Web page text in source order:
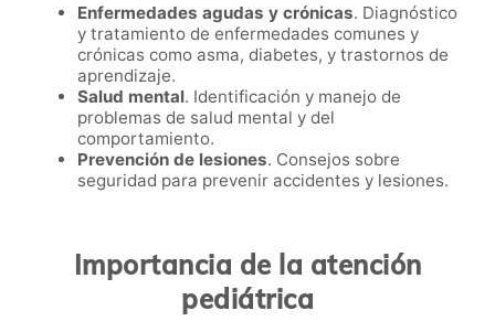
Enfermedades agudas y crónicas. Diagnóstico
y tratamiento de enfermedades comunes y
crónicas como asma, diabetes, y trastornos de
aprendizaje.
Salud mental. Identificación y manejo de
problemas de salud mental y del
comportamiento.
Prevención de lesiones. Consejos sobre
seguridad para prevenir accidentes y lesiones.
Importancia de la atención
pediátrica